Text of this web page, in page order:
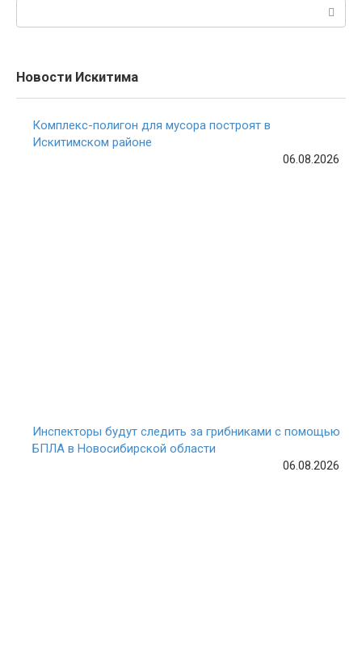
Новости Искитима
Комплекс-полигон для мусора построят в
Искитимском районе
06.08.2026
Инспекторы будут следить за грибниками с помощью
БПЛА в Новосибирской области
06.08.2026